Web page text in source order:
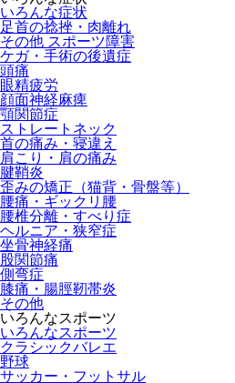
いろんな症状
足首の捻挫・肉離れ
その他 スポーツ障害
ケガ・手術の後遺症
頭痛
眼精疲労
顔面神経麻痺
顎関節症
ストレートネック
首の痛み・寝違え
肩こり・肩の痛み
腱鞘炎
歪みの矯正（猫背・骨盤等）
腰痛・ギックリ腰
腰椎分離・すべり症
ヘルニア・狭窄症
坐骨神経痛
股関節痛
側弯症
膝痛・腸脛靭帯炎
その他
いろんなスポーツ
いろんなスポーツ
クラシックバレエ
野球
サッカー・フットサル